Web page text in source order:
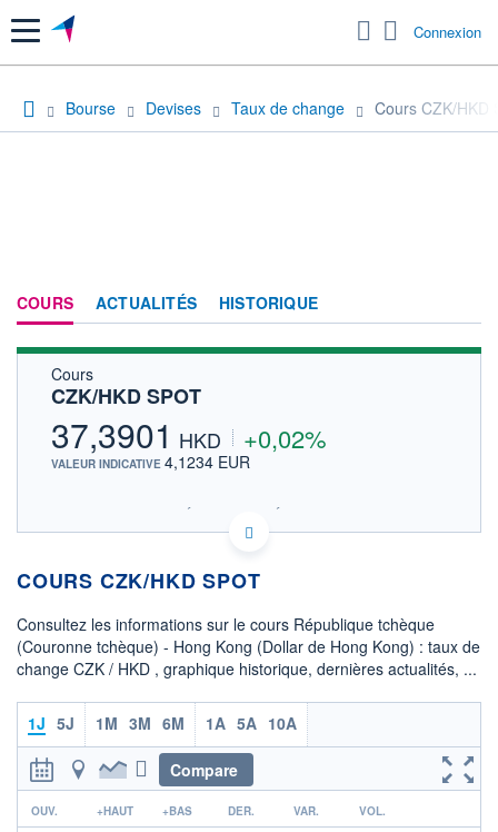
Menu Connexion
Bourse Devises Taux de change Cours CZK/HKD
COURS ACTUALITÉS HISTORIQUE
Cours
CZK/HKD SPOT
37,3901 HKD +0,02%
VALEUR INDICATIVE 4,1234 EUR
SIX - FOREX 2 DONNÉES TEMPS RÉEL
Politique d'exécution
15h29
37,3
37,4
OUVERTURE
37,3901
CLÔTURE VEILLE
37,3901 37,3851
COURS CZK/HKD SPOT
Consultez les informations sur le cours République tchèque
(Couronne tchèque) - Hong Kong (Dollar de Hong Kong) : taux de
change CZK / HKD , graphique historique, dernières actualités, ...
1J 5J 1M 3M 6M 1A 5A 10A
Compare
r
OUV. +HAUT +BAS DER. VAR. VOL.